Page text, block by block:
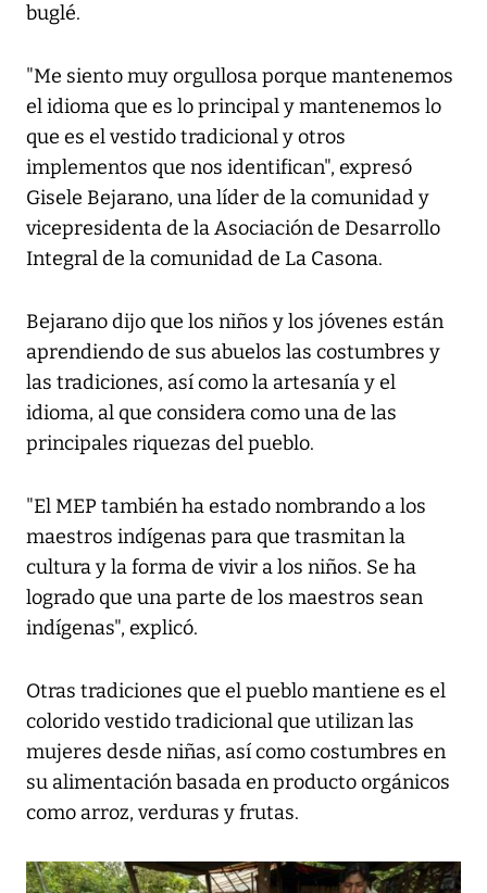
buglé.
"Me siento muy orgullosa porque mantenemos
el idioma que es lo principal y mantenemos lo
que es el vestido tradicional y otros
implementos que nos identifican", expresó
Gisele Bejarano, una líder de la comunidad y
vicepresidenta de la Asociación de Desarrollo
Integral de la comunidad de La Casona.
Bejarano dijo que los niños y los jóvenes están
aprendiendo de sus abuelos las costumbres y
las tradiciones, así como la artesanía y el
idioma, al que considera como una de las
principales riquezas del pueblo.
"El MEP también ha estado nombrando a los
maestros indígenas para que trasmitan la
cultura y la forma de vivir a los niños. Se ha
logrado que una parte de los maestros sean
indígenas", explicó.
Otras tradiciones que el pueblo mantiene es el
colorido vestido tradicional que utilizan las
mujeres desde niñas, así como costumbres en
su alimentación basada en producto orgánicos
como arroz, verduras y frutas.